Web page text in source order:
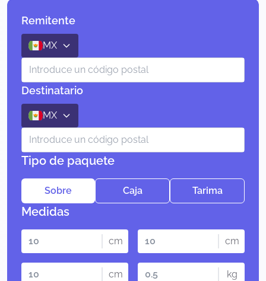
Remitente
MX
Destinatario
MX
Tipo de paquete
Sobre Caja Tarima
Medidas
cm cm
cm kg